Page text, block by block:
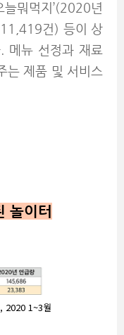
뭐먹지’(2020년
건) 등이 상
메뉴 선정과 재료
는 제품 및 서비스
놀이터
2020 1~3월